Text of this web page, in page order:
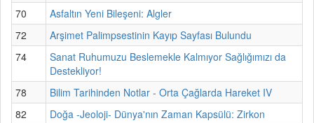
70
Asfaltın Yeni Bileşeni: Algler
72
Arşimet Palimpsestinin Kayıp Sayfası Bulundu
74
Sanat Ruhumuzu Beslemekle Kalmıyor Sağlığımızı da
Destekliyor!
78
Bilim Tarihinden Notlar - Orta Çağlarda Hareket IV
82
Doğa -Jeoloji- Dünya'nın Zaman Kapsülü: Zirkon